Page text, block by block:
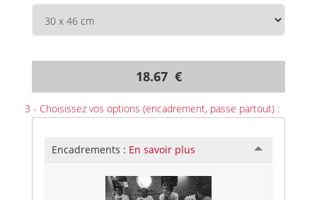
18.67 €
3 - Choisissez vos options (encadrement, passe partout) :
Encadrements : En savoir plus